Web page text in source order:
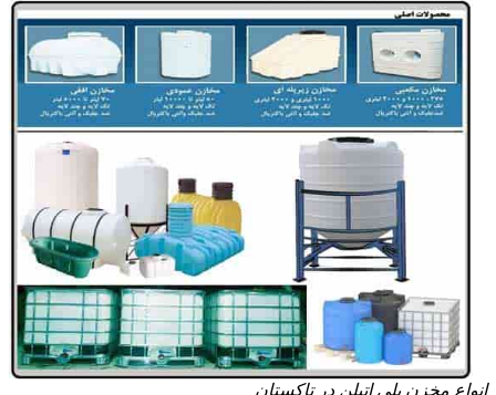
انواع مخزن پلی اتیلن در تاکستان